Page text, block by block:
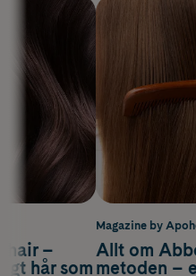
hair –
hår som
Magazine by
Allt om
metoden –